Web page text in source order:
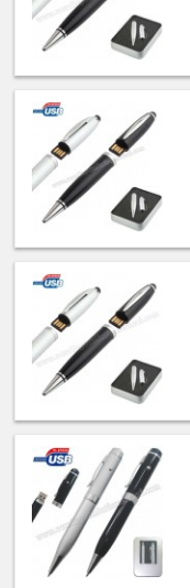
satış
fiyatları
Çakı
El
toptan
fiyatları
Çakmak
&
Küllük
ucuz
toptan
Masa
Askısı
toptan
satış
fiyatları
PowerBank
Şarj
Kablosu
ucuz
satış
fiyatları
ucuz
toptan
satış
fiyatları
Kalem